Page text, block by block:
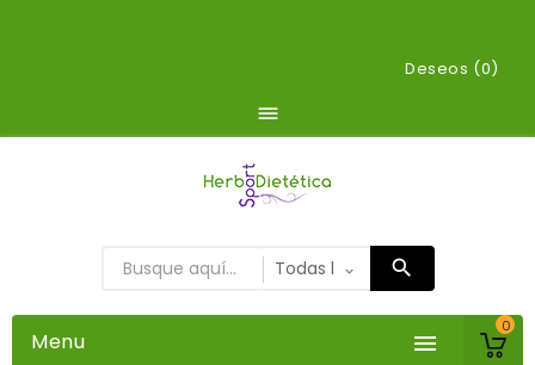
Deseos (0)

0

Menu